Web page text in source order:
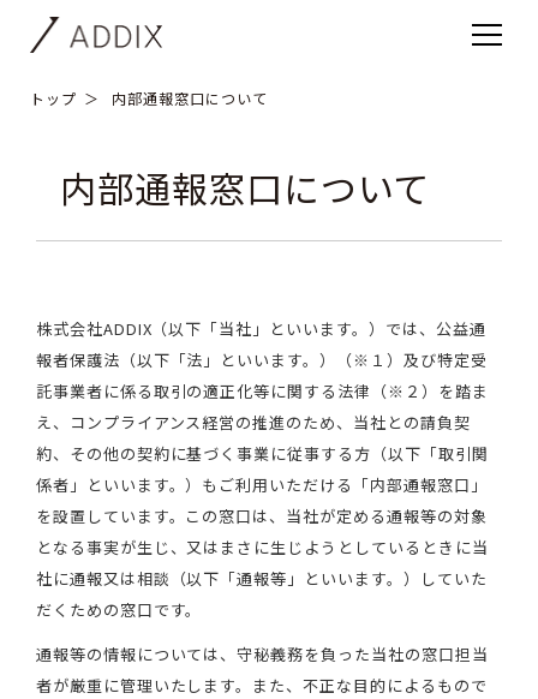
トップ 内部通報窓口について
内部通報窓口について
株式会社ADDIX（以下「当社」といいます。）では、公益通
報者保護法（以下「法」といいます。）（※１）及び特定受
託事業者に係る取引の適正化等に関する法律（※２）を踏ま
え、コンプライアンス経営の推進のため、当社との請負契
約、その他の契約に基づく事業に従事する方（以下「取引関
係者」といいます。）もご利用いただける「内部通報窓口」
を設置しています。この窓口は、当社が定める通報等の対象
となる事実が生じ、又はまさに生じようとしているときに当
社に通報又は相談（以下「通報等」といいます。）していた
だくための窓口です。
通報等の情報については、守秘義務を負った当社の窓口担当
者が厳重に管理いたします。また、不正な目的によるもので